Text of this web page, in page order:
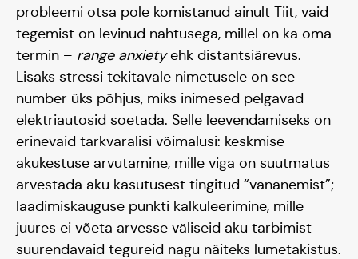
Päikeseauto
Hooaeg I 20/21
Hooaeg II 22/23
Hooaeg III 24/25
probleemi otsa pole komistanud ainult Tiit, vaid
tegemist on levinud nähtusega, millel on ka oma
termin – range anxietyehk distantsiärevus.
Lisaks stressi tekitavale nimetusele on see
number üks põhjus, miks inimesed pelgavad
elektriautosid soetada. Selle leevendamiseks on
erinevaid tarkvaralisi võimalusi: keskmise
akukestuse arvutamine, mille viga on suutmatus
arvestada aku kasutusest tingitud “vananemist”;
laadimiskauguse punkti kalkuleerimine, mille
juures ei võeta arvesse väliseid aku tarbimist
suurendavaid tegureid nagu näiteks lumetakistus.